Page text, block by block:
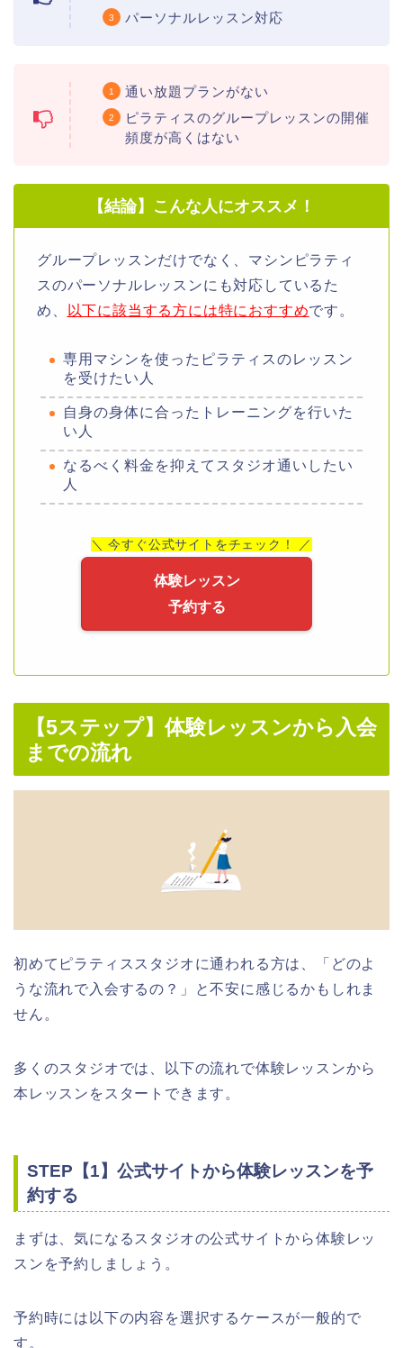
パーソナルレッスン対応
通い放題プランがない
ピラティスのグループレッスンの開催
頻度が高くはない
【結論】こんな人にオススメ！
グループレッスンだけでなく、マシンピラティ
スのパーソナルレッスンにも対応しているた
め、
以下に該当する方には特におすすめです。
専用マシンを使ったピラティスのレッスン
を受けたい人
自身の身体に合ったトレーニングを行いた
い人
なるべく料金を抑えてスタジオ通いしたい
人
＼ 今すぐ公式サイトをチェック！ ／
体験レッスン
予約する
【5ステップ】体験レッスンから入会
までの流れ
初めてピラティススタジオに通われる方は、「どのよ
うな流れで入会するの？」と不安に感じるかもしれま
せん。
多くのスタジオでは、以下の流れで体験レッスンから
本レッスンをスタートできます。
STEP【1】公式サイトから体験レッスンを予
約する
まずは、気になるスタジオの公式サイトから体験レッ
スンを予約しましょう。
予約時には以下の内容を選択するケースが一般的で
す。